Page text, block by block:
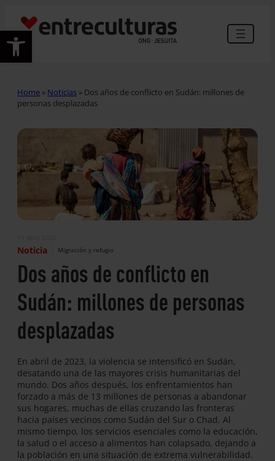
Abrir barra de herramientas
Home » Noticias » Dos años de conflicto en Sudán: millones de
personas desplazadas
Noticia Migración y refugio
Dos años de conflicto en
Sudán: millones de personas
desplazadas
En abril de 2023, la violencia se intensificó en Sudán,
desatando una de las mayores crisis humanitarias del
mundo. Dos años después, los enfrentamientos han
forzado a más de 13 millones de personas a abandonar
sus hogares, muchas de ellas cruzando las fronteras
hacia países vecinos como Sudán del Sur o Chad. Al
mismo tiempo, los servicios esenciales como la educación,
la salud o el acceso a alimentos han colapsado, dejando a
la población en una situación de extrema vulnerabilidad.